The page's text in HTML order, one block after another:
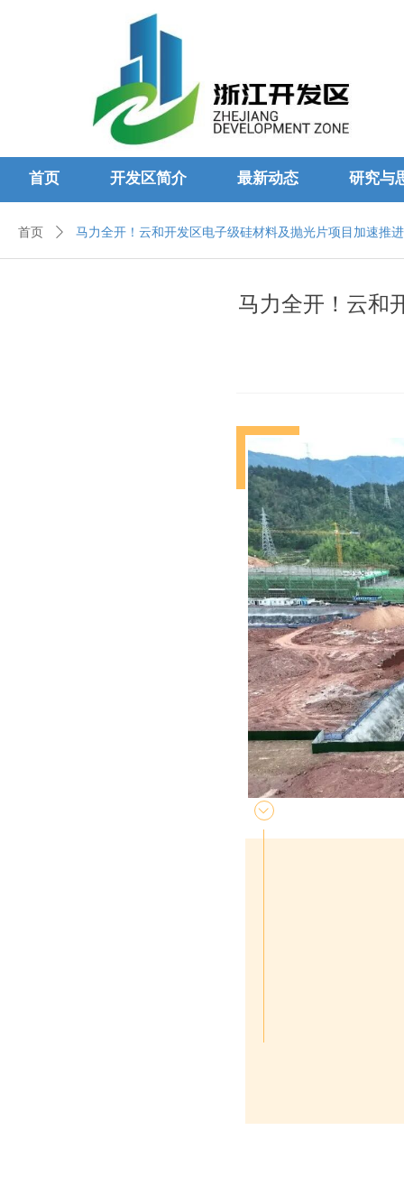
首页 开发区简介 最新动态 研究与
马力全开！云和
首页 ꄲ 马力全开！云和开发区电子级硅材料及抛光片项目加速